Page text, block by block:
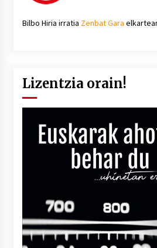
Bilbo Hiria irratia Zenbat Gara
Lizentzia orain!